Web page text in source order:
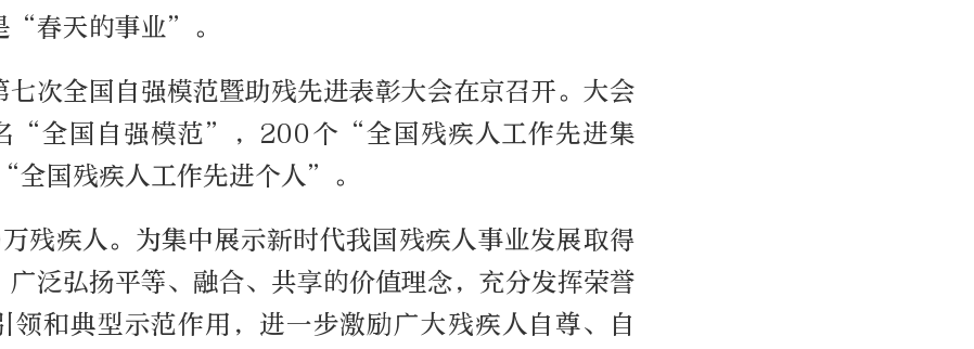
“春天的事业”。
次全国自强模范暨助残先进表彰大会在京召开。大会
“全国自强模范”，200个“全国残疾人工作先进集
国残疾人工作先进个人”。
残疾人。为集中展示新时代我国残疾人事业发展取得
广泛弘扬平等、融合、共享的价值理念，充分发挥荣誉
领和典型示范作用，进一步激励广大残疾人自尊、自